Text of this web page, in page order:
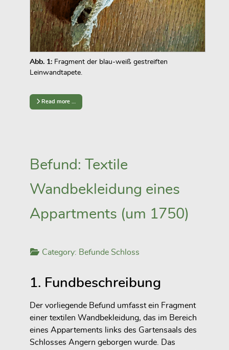
Abb. 1: Fragment der blau-weiß gestreiften
Leinwandtapete.
Read more …
Befund: Textile
Wandbekleidung eines
Appartments (um 1750)
Category: Befunde Schloss
1. Fundbeschreibung
Der vorliegende Befund umfasst ein Fragment
einer textilen Wandbekleidung, das im Bereich
eines Appartements links des Gartensaals des
Schlosses Angern geborgen wurde. Das